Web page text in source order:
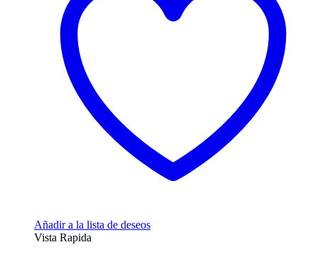
Añadir a la lista de deseos
Vista Rapida